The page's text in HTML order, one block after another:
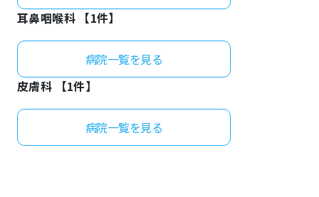
耳鼻咽喉科 【1件】
病院一覧を見る
皮膚科 【1件】
病院一覧を見る